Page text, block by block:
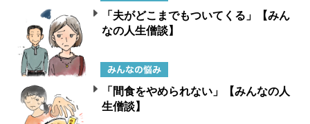
「夫がどこまでもついてくる」【みん
なの人生僧談】
「間食をやめられない」【みんなの人
生僧談】